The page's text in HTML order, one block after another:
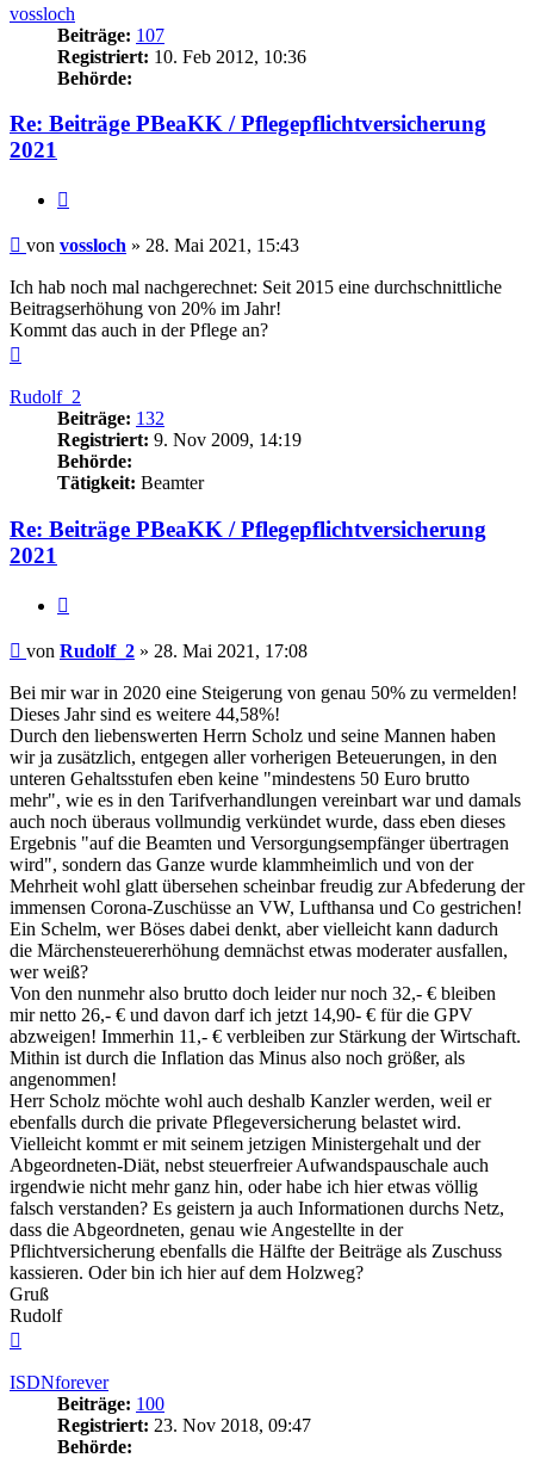
vossloch
Beiträge: 107
Registriert: 10. Feb 2012, 10:36
Behörde:
Re: Beiträge PBeaKK / Pflegepflichtversicherung
2021
Beitrag
von vossloch » 28. Mai 2021, 15:43
Ich hab noch mal nachgerechnet: Seit 2015 eine durchschnittliche
Beitragserhöhung von 20% im Jahr!
Kommt das auch in der Pflege an?
Rudolf_2
Beiträge: 132
Registriert: 9. Nov 2009, 14:19
Behörde:
Tätigkeit: Beamter
Re: Beiträge PBeaKK / Pflegepflichtversicherung
2021
Beitrag
von Rudolf_2 » 28. Mai 2021, 17:08
Bei mir war in 2020 eine Steigerung von genau 50% zu vermelden!
Dieses Jahr sind es weitere 44,58%!
Durch den liebenswerten Herrn Scholz und seine Mannen haben
wir ja zusätzlich, entgegen aller vorherigen Beteuerungen, in den
unteren Gehaltsstufen eben keine "mindestens 50 Euro brutto
mehr", wie es in den Tarifverhandlungen vereinbart war und damals
auch noch überaus vollmundig verkündet wurde, dass eben dieses
Ergebnis "auf die Beamten und Versorgungsempfänger übertragen
wird", sondern das Ganze wurde klammheimlich und von der
Mehrheit wohl glatt übersehen scheinbar freudig zur Abfederung der
immensen Corona-Zuschüsse an VW, Lufthansa und Co gestrichen!
Ein Schelm, wer Böses dabei denkt, aber vielleicht kann dadurch
die Märchensteuererhöhung demnächst etwas moderater ausfallen,
wer weiß?
Von den nunmehr also brutto doch leider nur noch 32,- € bleiben
mir netto 26,- € und davon darf ich jetzt 14,90- € für die GPV
abzweigen! Immerhin 11,- € verbleiben zur Stärkung der Wirtschaft.
Mithin ist durch die Inflation das Minus also noch größer, als
angenommen!
Herr Scholz möchte wohl auch deshalb Kanzler werden, weil er
ebenfalls durch die private Pflegeversicherung belastet wird.
Vielleicht kommt er mit seinem jetzigen Ministergehalt und der
Abgeordneten-Diät, nebst steuerfreier Aufwandspauschale auch
irgendwie nicht mehr ganz hin, oder habe ich hier etwas völlig
falsch verstanden? Es geistern ja auch Informationen durchs Netz,
dass die Abgeordneten, genau wie Angestellte in der
Pflichtversicherung ebenfalls die Hälfte der Beiträge als Zuschuss
kassieren. Oder bin ich hier auf dem Holzweg?
Gruß
Rudolf
ISDNforever
Beiträge: 100
Registriert: 23. Nov 2018, 09:47
Behörde: